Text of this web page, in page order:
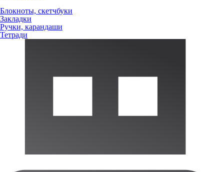
Блокноты, скетчбуки
Закладки
Ручки, карандаши
Тетради